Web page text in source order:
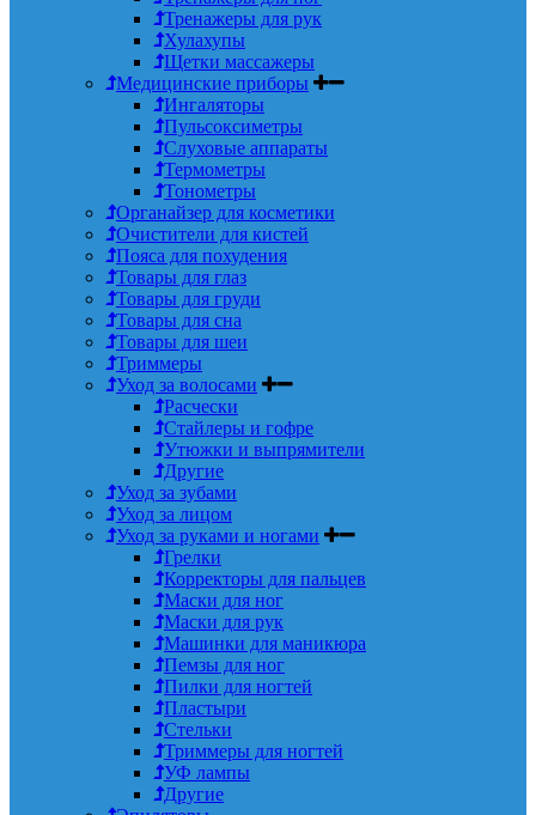
Тренажеры для рук
Хулахупы
Щетки массажеры
Медицинские приборы
Ингаляторы
Пульсоксиметры
Слуховые аппараты
Термометры
Тонометры
Органайзер для косметики
Очистители для кистей
Пояса для похудения
Товары для глаз
Товары для груди
Товары для сна
Товары для шеи
Триммеры
Уход за волосами
Расчески
Стайлеры и гофре
Утюжки и выпрямители
Другие
Уход за зубами
Уход за лицом
Уход за руками и ногами
Грелки
Корректоры для пальцев
Маски для ног
Маски для рук
Машинки для маникюра
Пемзы для ног
Пилки для ногтей
Пластыри
Стельки
Триммеры для ногтей
УФ лампы
Другие